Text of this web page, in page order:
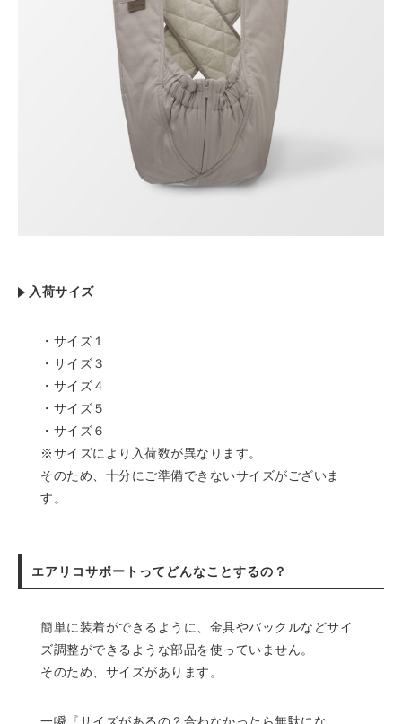
入荷サイズ
・サイズ１
・サイズ３
・サイズ４
・サイズ５
・サイズ６
※サイズにより入荷数が異なります。
そのため、十分にご準備できないサイズがございま
す。
エアリコサポートってどんなことするの？
簡単に装着ができるように、金具やバックルなどサイ
ズ調整ができるような部品を使っていません。
そのため、サイズがあります。